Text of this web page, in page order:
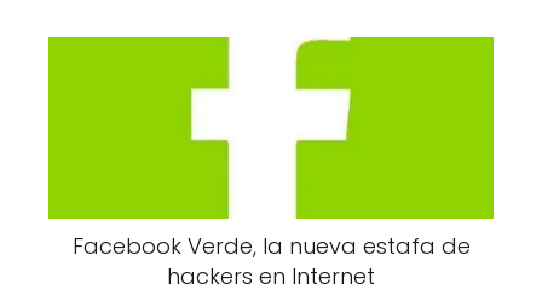
Facebook Verde, la nueva estafa de
hackers en Internet